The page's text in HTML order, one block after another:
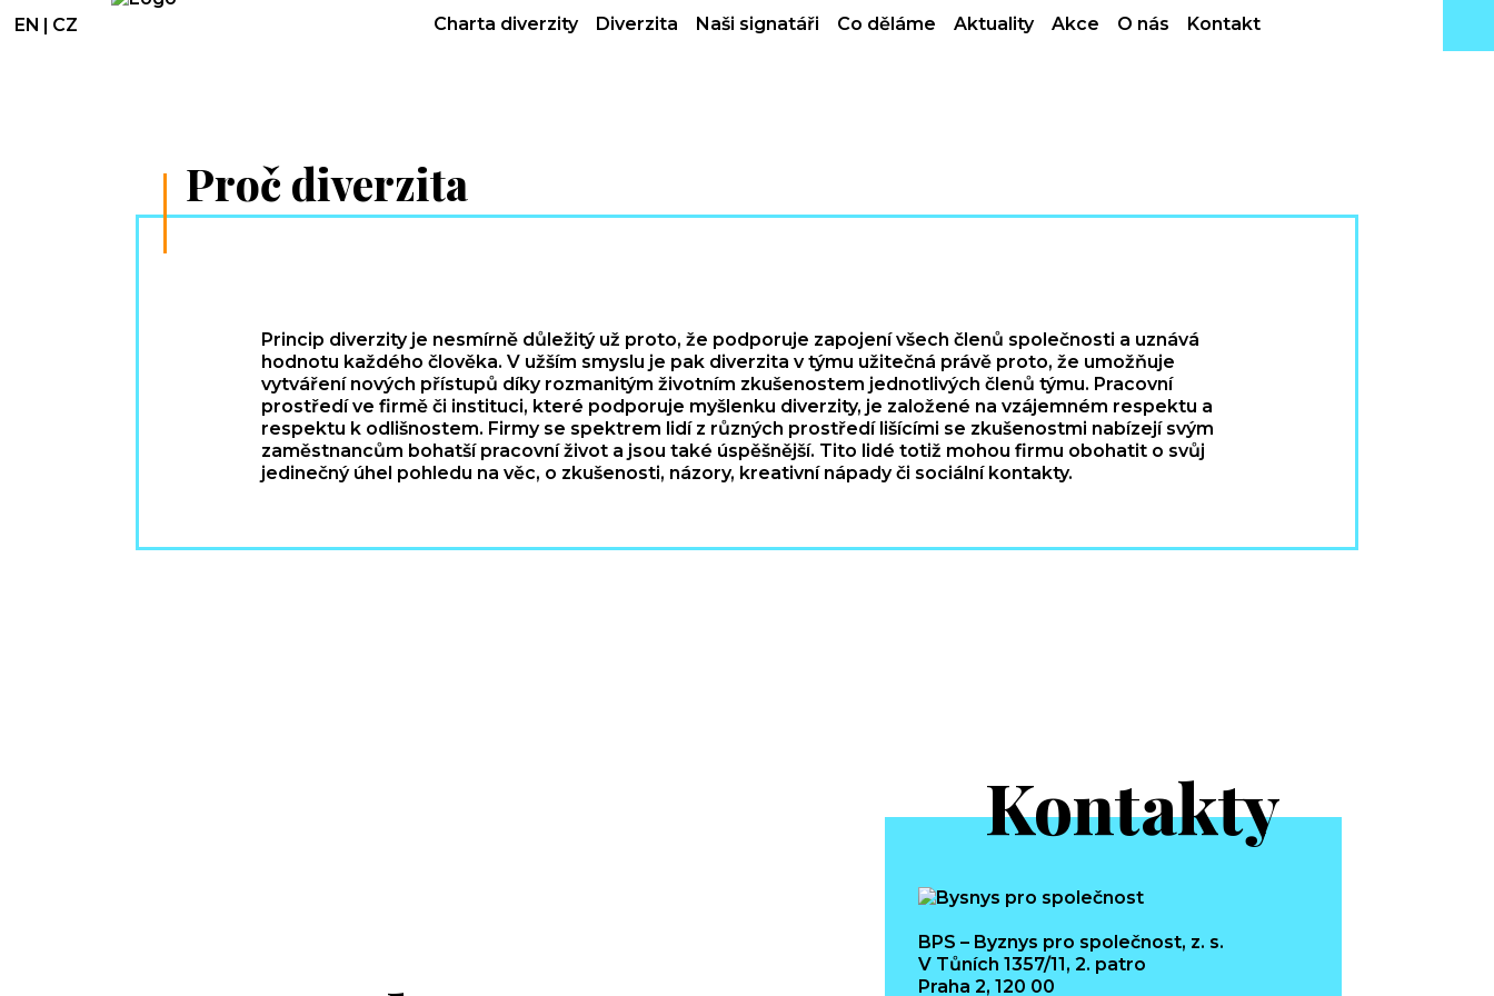
Charta diverzity Diverzita Naši signatáři Co děláme Aktuality Akce O nás Kontakt
EN | CZ
Proč diverzita
Princip diverzity je nesmírně důležitý už proto, že podporuje zapojení všech členů společnosti a uznává
hodnotu každého člověka. V užším smyslu je pak diverzita v týmu užitečná právě proto, že umožňuje
vytváření nových přístupů díky rozmanitým životním zkušenostem jednotlivých členů týmu. Pracovní
prostředí ve firmě či instituci, které podporuje myšlenku diverzity, je založené na vzájemném respektu a
respektu k odlišnostem. Firmy se spektrem lidí z různých prostředí lišícími se zkušenostmi nabízejí svým
zaměstnancům bohatší pracovní život a jsou také úspěšnější. Tito lidé totiž mohou firmu obohatit o svůj
jedinečný úhel pohledu na věc, o zkušenosti, názory, kreativní nápady či sociální kontakty.
Kontakty
BPS – Byznys pro společnost, z. s.
V Tůních 1357/11, 2. patro
Praha 2, 120 00